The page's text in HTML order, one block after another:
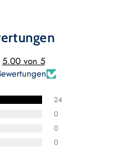
5.00 von 5
24
0
0
0